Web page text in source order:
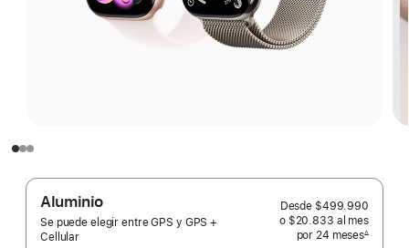
Aluminio
Se puede elegir entre GPS y GPS +
Cellular
Desde $499.990
o $20.833 al mes
por 24 mesesmeses
Nota a pie de página
∆